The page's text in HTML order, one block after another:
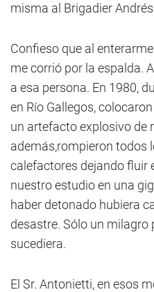
misma al Brigadier
Confieso que al
me corrió por la espalda.
a esa persona. En 1980,
en Río Gallegos,
un artefacto explosivo de
además,rompieron todos
calefactores dejando fluir
nuestro estudio en una
haber detonado hubiera
desastre. Sólo un milagro
sucediera.
El Sr. Antonietti, en esos